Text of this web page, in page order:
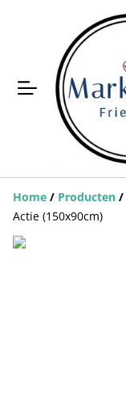
Home / Producten /
Actie (150x90cm)